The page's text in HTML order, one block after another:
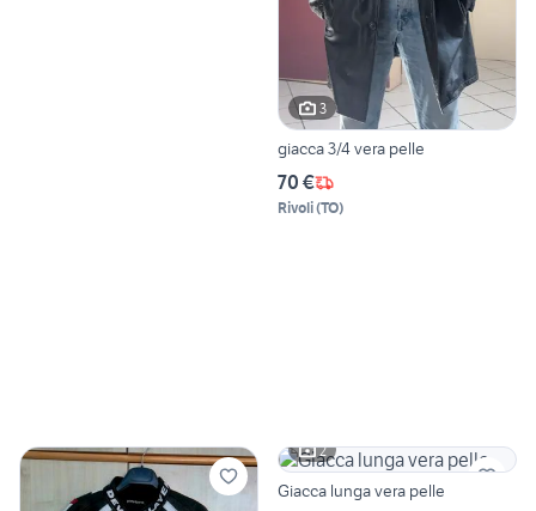
3
giacca 3/4 vera pelle
70 €
Rivoli(TO)
2
Giacca lunga vera pelle